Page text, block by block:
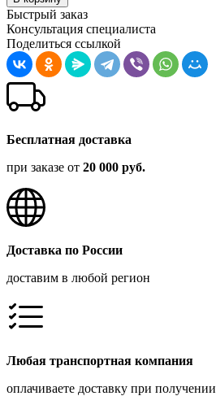
Быстрый заказ
Консультация специалиста
Поделиться ссылкой
Бесплатная доставка
при заказе от 20 000 руб.
Доставка по России
доставим в любой регион
Любая транспортная компания
оплачиваете доставку при получении